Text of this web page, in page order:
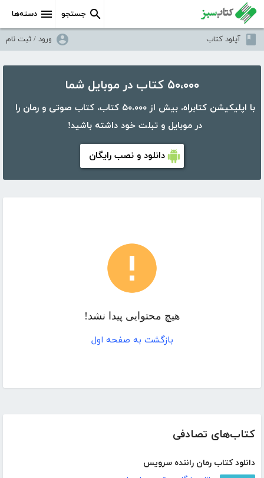
دسته‌ها جستجو
آپلود کتاب ورود / ثبت نام
۵۰،۰۰۰ کتاب در موبایل شما
با اپلیکیشن کتابراه، بیش از ۵۰،۰۰۰ کتاب، کتاب صوتی و رمان را
در موبایل و تبلت خود داشته باشید!
دانلود و نصب رایگان
کتاب‌های تصادفی
دانلود کتاب رمان راننده سرویس
هیچ محتوایی پیدا نشد!
بازگشت به صفحه اول